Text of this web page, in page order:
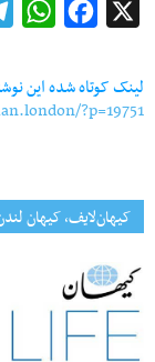
Facebook
لینک کوتاه شده این
?p=19751
کیهان‌لایف، کیهان